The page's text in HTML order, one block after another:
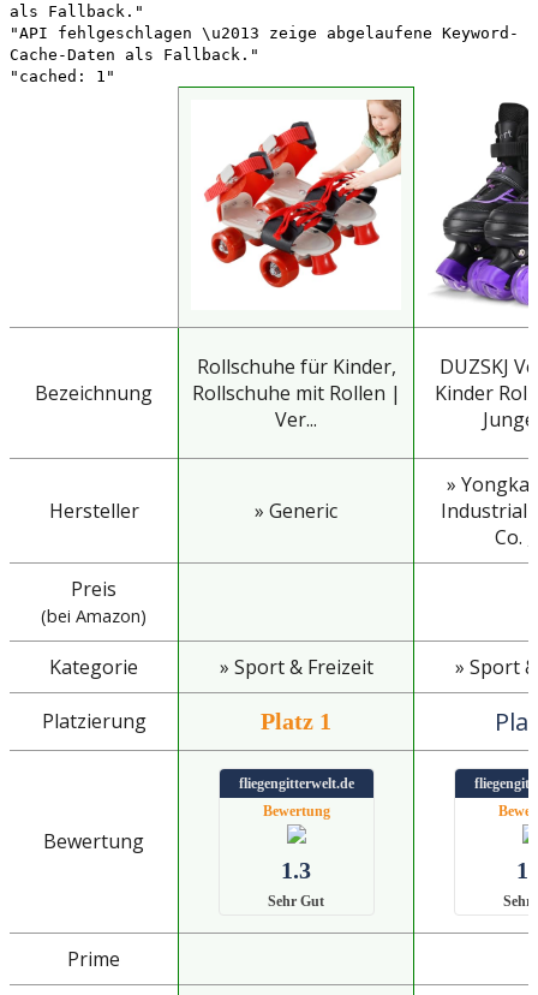
als Fallback."
"API fehlgeschlagen \u2013 zeige abgelaufene Keyword-
Cache-Daten als Fallback."
"cached: 1"
Bezeichnung
Rollschuhe für Kinder,
Rollschuhe mit Rollen |
Ver...
DUZSKJ
Kinder
Hersteller » Generic
»
Industrial
Co.
Preis
(bei Amazon)
Kategorie » Sport & Freizeit » Sport
Platzierung Platz 1
Bewertung
fliegengitterwelt.de
Bewertung
1.3
Sehr Gut Sehr
Prime